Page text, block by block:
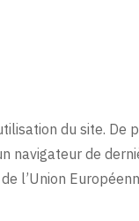
du site. De
navigateur de
l’Union